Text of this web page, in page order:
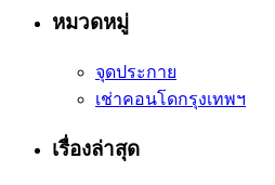
หมวดหมู่
จุดประกาย
เช่าคอนโดกรุงเทพฯ
เรื่องล่าสุด